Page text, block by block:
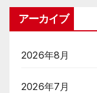
アーカイブ
2026年8月
2026年7月